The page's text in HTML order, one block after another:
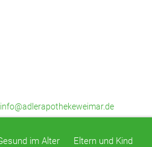
info@adlerapothekeweimar.de
im Alter Eltern und Kind